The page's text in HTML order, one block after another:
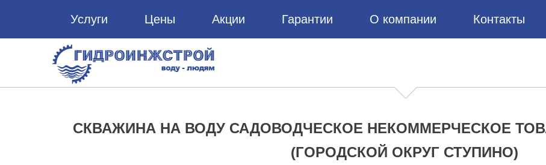
Услуги Цены Акции Гарантии О компании Контакты
СКВАЖИНА НА ВОДУ САДОВОДЧЕСКОЕ НЕКОММЕРЧЕСКОЕ
(ГОРОДСКОЙ ОКРУГ СТУПИНО)